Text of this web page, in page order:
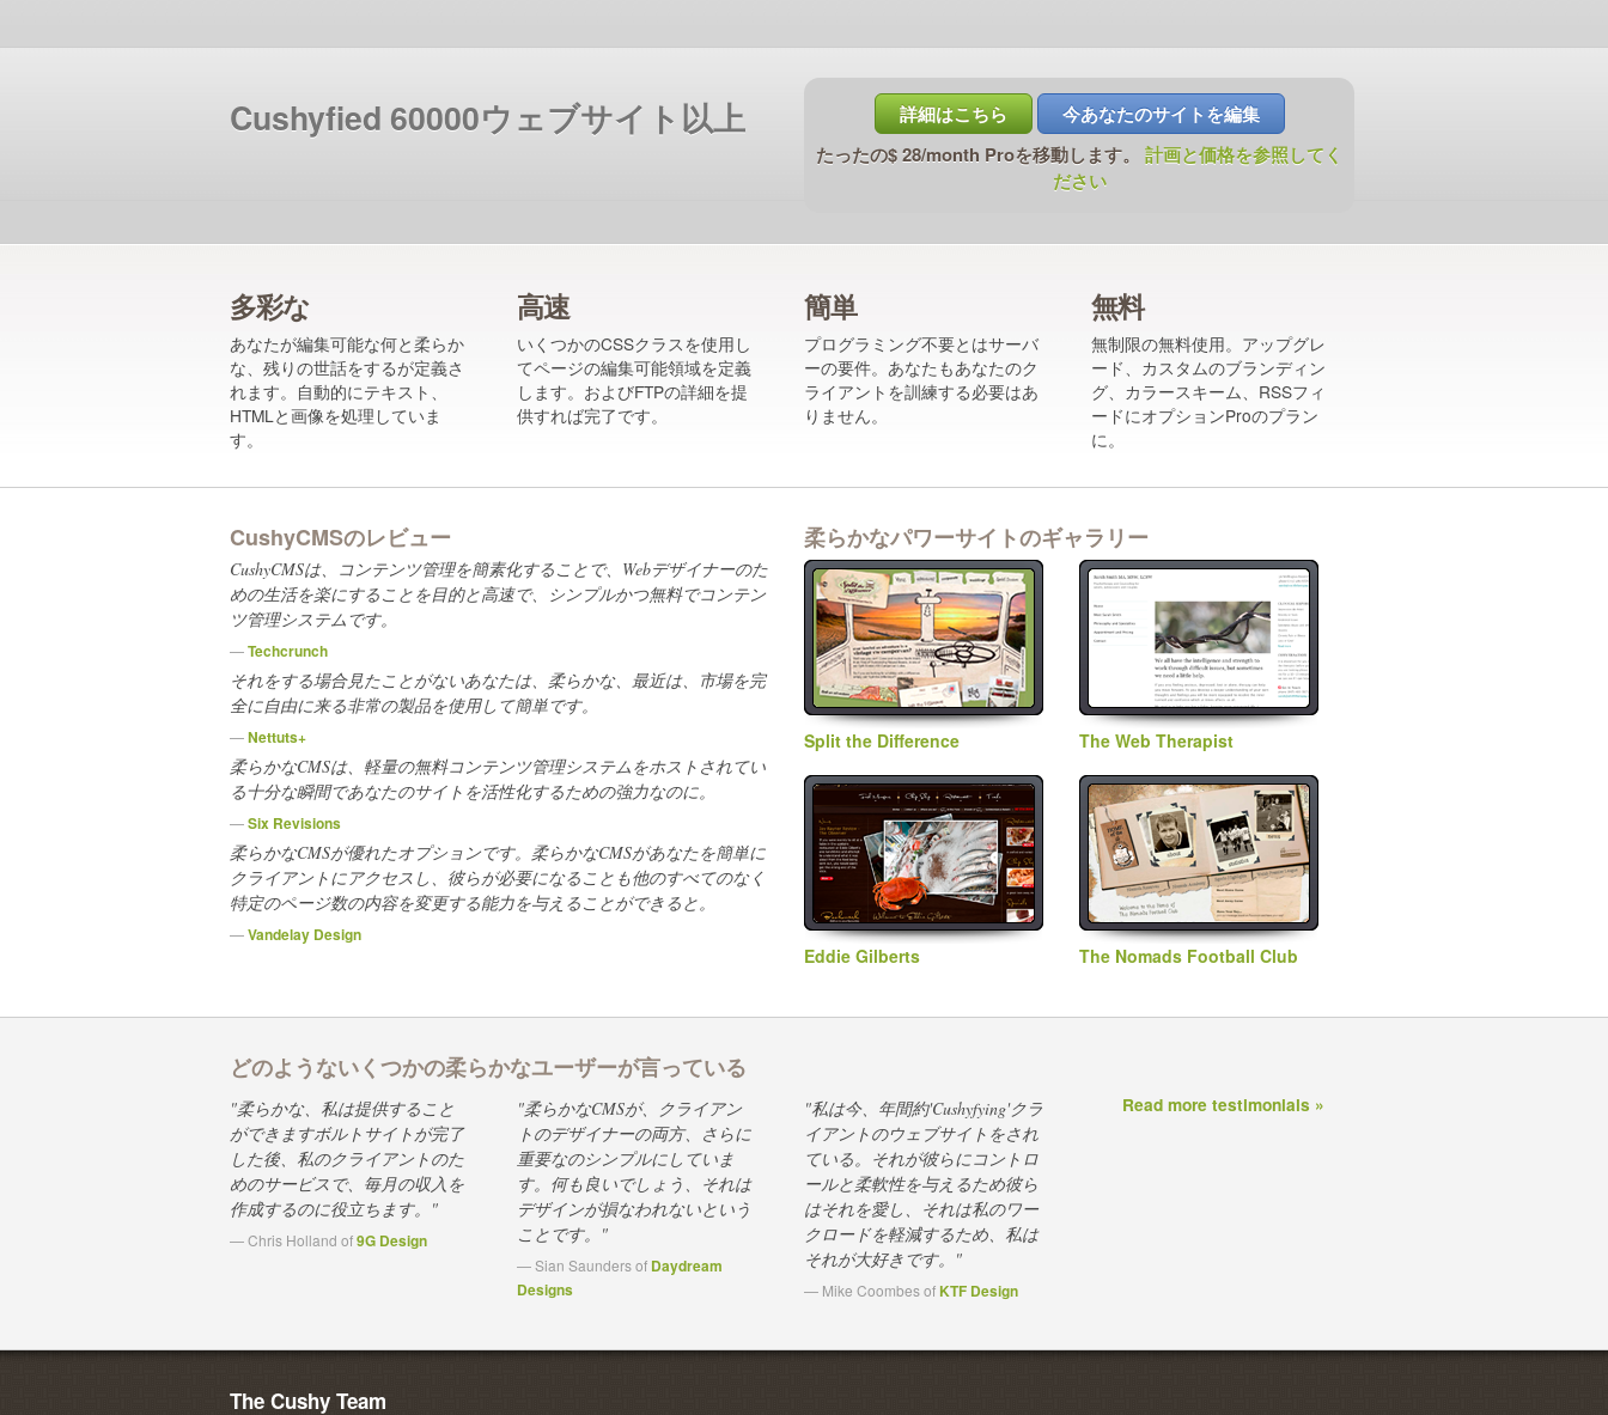
Cushyfied 60000ウェブサイト以上 詳細はこちら
今あなたのサイトを編集
たったの$ 28/month Proを移動します。 計画と価格を参照してく
ださい
多彩な
あなたが編集可能な何と柔らか
な、残りの世話をするが定義さ
れます。自動的にテキスト、
HTMLと画像を処理していま
す。
高速
いくつかのCSSクラスを使用し
てページの編集可能領域を定義
します。およびFTPの詳細を提
供すれば完了です。
簡単
プログラミング不要とはサーバ
ーの要件。あなたもあなたのク
ライアントを訓練する必要はあ
りません。
無料
無制限の無料使用。アップグレ
ード、カスタムのブランディン
グ、カラースキーム、RSSフィ
ードにオプションProのプラン
に。
CushyCMSのレビュー
CushyCMSは、コンテンツ管理を簡素化することで、Webデザイナーのた
めの生活を楽にすることを目的と高速で、シンプルかつ無料でコンテン
ツ管理システムです。
—Techcrunch
それをする場合見たことがないあなたは、柔らかな、最近は、市場を完
全に自由に来る非常の製品を使用して簡単です。
—Nettuts+
柔らかなCMSは、軽量の無料コンテンツ管理システムをホストされてい
る十分な瞬間であなたのサイトを活性化するための強力なのに。
—Six Revisions
柔らかなCMSが優れたオプションです。柔らかなCMSがあなたを簡単に
クライアントにアクセスし、彼らが必要になることも他のすべてのなく
特定のページ数の内容を変更する能力を与えることができると。
—Vandelay Design
柔らかなパワーサイトのギャラリー
Split the Difference The Web Therapist
Eddie Gilberts The Nomads Football Club
どのようないくつかの柔らかなユーザーが言っている
"柔らかな、私は提供すること
ができますボルトサイトが完了
した後、私のクライアントのた
めのサービスで、毎月の収入を
作成するのに役立ちます。"
— Chris Holland of9G Design
"柔らかなCMSが、クライアン
トのデザイナーの両方、さらに
重要なのシンプルにしていま
す。何も良いでしょう、それは
デザインが損なわれないという
ことです。"
— Sian Saunders of Daydream
Designs
"私は今、年間約'Cushyfying'クラ
イアントのウェブサイトをされ
ている。それが彼らにコントロ
ールと柔軟性を与えるため彼ら
はそれを愛し、それは私のワー
クロードを軽減するため、私は
それが大好きです。"
— Mike Coombes ofKTF Design
Read more testimonials »
The Cushy Team